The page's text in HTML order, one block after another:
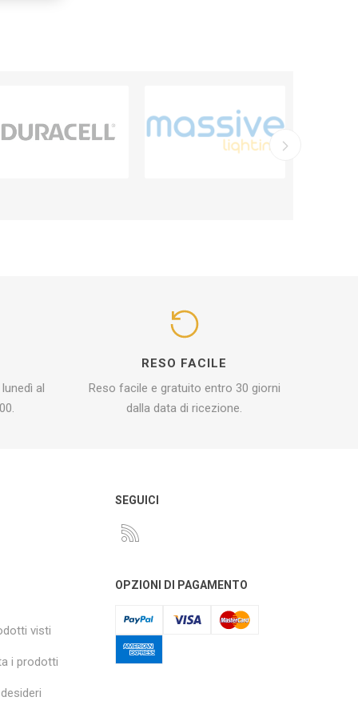
al
RESO FACILE
Reso facile e gratuito entro 30 giorni
dalla data di ricezione.
visti
i prodotti
SEGUICI
OPZIONI DI PAGAMENTO